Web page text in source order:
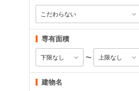
専有面積
〜
建物名